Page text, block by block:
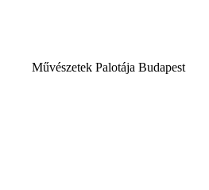
Művészetek Palotája Budapest